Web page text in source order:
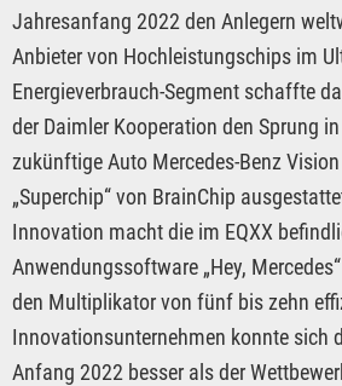
Jahresanfang 2022 den Anlegern
Anbieter von Hochleistungschips im
Energieverbrauch-Segment schaffte
der Daimler Kooperation den Sprung
zukünftige Auto Mercedes-Benz
„Superchip“ von BrainChip
Innovation macht die im EQXX
Anwendungssoftware „Hey,
den Multiplikator von fünf bis zehn
Innovationsunternehmen konnte sich
Anfang 2022 besser als der